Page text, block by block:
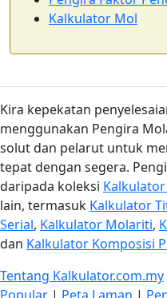
Kalkulator Mol
Kira kepekatan
menggunakan Pengira
solut dan pelarut untuk
tepat dengan segera.
daripada koleksi
lain, termasuk Kalkulator
Serial, Kalkulator Molariti,
dan Kalkulator Komposisi
Tentang Kalkulator.com.my